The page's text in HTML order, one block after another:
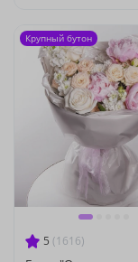
5 (1616)
Крупный бутон